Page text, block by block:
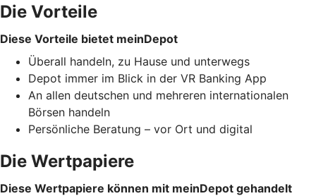
Die Vorteile
Diese Vorteile bietet meinDepot
Überall handeln, zu Hause und unterwegs
Depot immer im Blick in der VR Banking App
An allen deutschen und mehreren internationalen
Börsen handeln
Persönliche Beratung – vor Ort und digital
Die Wertpapiere
Diese Wertpapiere können mit meinDepot gehandelt